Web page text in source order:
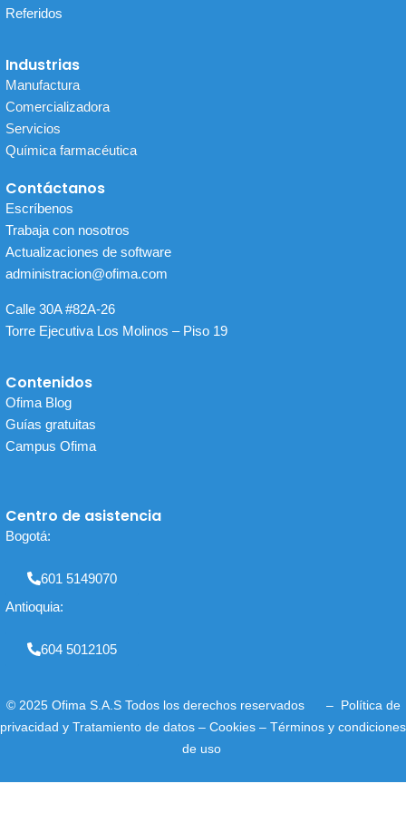
Referidos
Industrias
Manufactura
Comercializadora
Servicios
Química farmacéutica
Contáctanos
Escríbenos
Trabaja con nosotros
Actualizaciones de software
administracion@ofima.com
Calle 30A #82A-26
Torre Ejecutiva Los Molinos – Piso 19
Contenidos
Ofima Blog
Guías gratuitas
Campus Ofima
Centro de asistencia
Bogotá:
601 5149070
Antioquia:
604 5012105
© 2025 Ofima S.A.S Todos los derechos reservados – Política de
privacidad y Tratamiento de datos – Cookies – Términos y condiciones
de uso